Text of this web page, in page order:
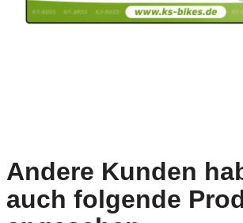
Andere Kunden
auch folgende